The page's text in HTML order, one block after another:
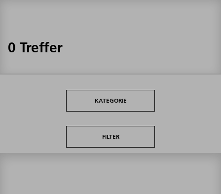
0 Treffer
KATEGORIE
FILTER